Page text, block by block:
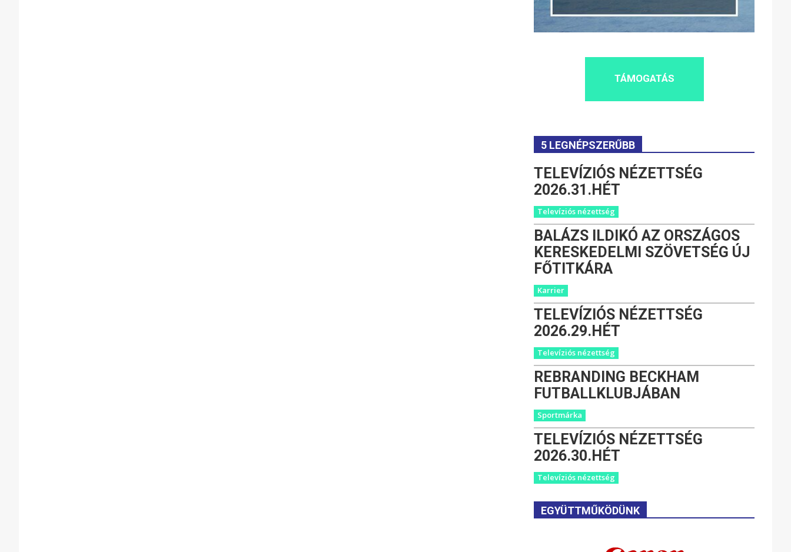
TÁMOGATÁS
5 LEGNÉPSZERŰBB
TELEVÍZIÓS NÉZETTSÉG
2026.31.HÉT
Televíziós nézettség
BALÁZS ILDIKÓ AZ ORSZÁGOS
KERESKEDELMI SZÖVETSÉG ÚJ
FŐTITKÁRA
Karrier
TELEVÍZIÓS NÉZETTSÉG
2026.29.HÉT
Televíziós nézettség
REBRANDING BECKHAM
FUTBALLKLUBJÁBAN
Sportmárka
TELEVÍZIÓS NÉZETTSÉG
2026.30.HÉT
Televíziós nézettség
EGYÜTTMŰKÖDÜNK